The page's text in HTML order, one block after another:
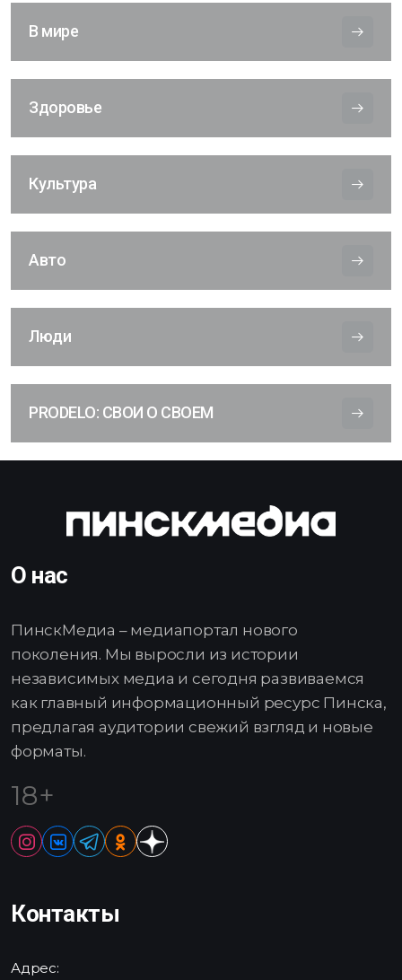
В мире
Здоровье
Культура
Авто
Люди
PRODELO: СВОИ О СВОЕМ
О нас
ПинскМедиа – медиапортал нового
поколения. Мы выросли из истории
независимых медиа и сегодня развиваемся
как главный информационный ресурс Пинска,
предлагая аудитории свежий взгляд и новые
форматы.
18+
Контакты
Адрес: